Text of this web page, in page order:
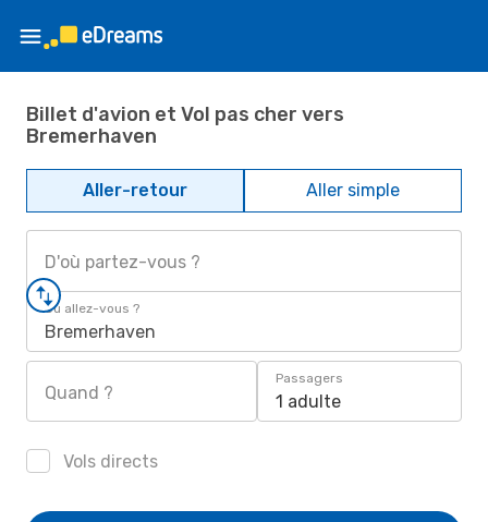
Billet d'avion et Vol pas cher vers
Bremerhaven
Aller-retour Aller simple
D'où partez-vous ?
Où allez-vous ?
Bremerhaven
Quand ?
Passagers
1 adulte
Vols directs